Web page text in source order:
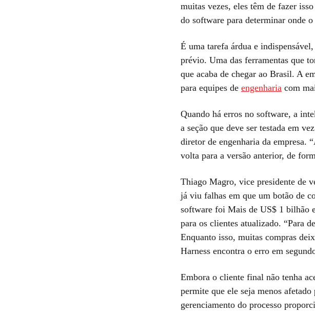
muitas vezes, eles têm de fazer
do software para determinar onde
É uma tarefa árdua e
prévio. Uma das ferramentas que
que acaba de chegar ao Brasil. A
para equipes de engenharia com
Quando há erros no software, a
a seção que deve ser testada em
diretor de engenharia da empresa.
volta para a versão anterior, de
Thiago Magro, vice presidente de
já viu falhas em que um botão de
software foi Mais de US$ 1 bilhão
para os clientes atualizado. “Para
Enquanto isso, muitas compras
Harness encontra o erro em
Embora o cliente final não tenha
permite que ele seja menos
gerenciamento do processo